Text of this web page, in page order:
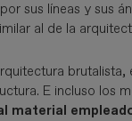
sus líneas y sus
al de la
E incluso los
material